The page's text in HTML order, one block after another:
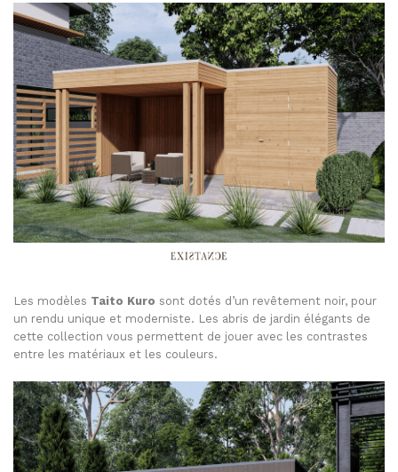
Les modèles Taito Kuro sont dotés d’un revêtement noir, pour
un rendu unique et moderniste. Les abris de jardin élégants de
cette collection vous permettent de jouer avec les contrastes
entre les matériaux et les couleurs.